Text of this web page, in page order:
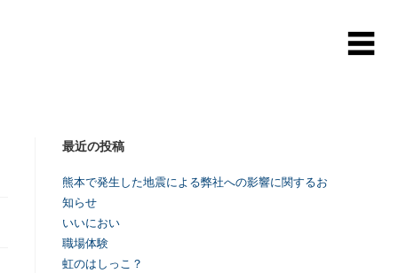
最近の投稿
熊本で発生した地震による弊社への影響に関するお
知らせ
いいにおい
職場体験
虹のはしっこ？